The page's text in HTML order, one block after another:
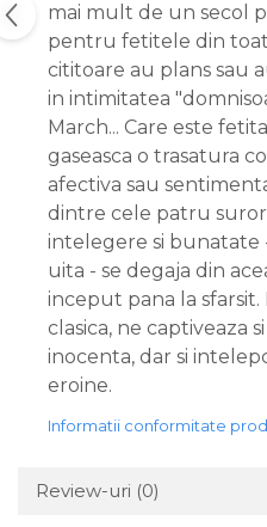
mai mult de un secol
pentru fetitele din
cititoare au plans sau
in intimitatea
March... Care este
gaseasca o trasatura
afectiva sau
dintre cele patru
intelegere si bunatate
uita - se degaja din
inceput pana la sfarsit.
clasica, ne captiveaza
inocenta, dar si
eroine.
Informatii conformitate
Review-uri (0)